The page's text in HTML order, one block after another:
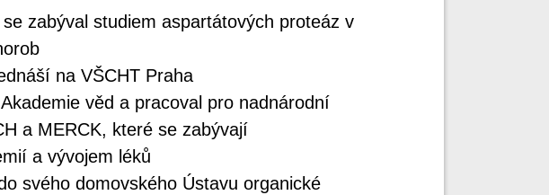
zabýval studiem aspartátových proteáz v
na VŠCHT Praha
věd a pracoval pro nadnárodní
a MERCK, které se zabývají
a vývojem léků
svého domovského Ústavu organické